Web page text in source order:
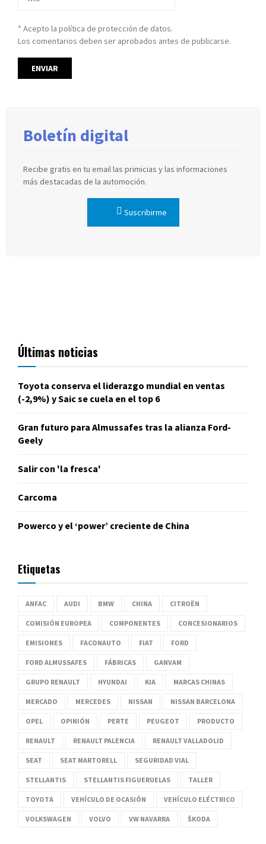
* Acepto la política de protección de datos.
Los comentarios deben ser aprobados antes de publicarse.
Boletín digital
Recibe gratis en tu email las primicias y las informaciones
más destacadas de la automoción.
Suscribirme
Últimas noticias
Toyota conserva el liderazgo mundial en ventas
(-2,9%) y Saic se cuela en el top 6
Gran futuro para Almussafes tras la alianza Ford-
Geely
Salir con 'la fresca'
Carcoma
Powerco y el ‘power’ creciente de China
Etiquetas
ANFAC AUDI BMW CHINA CITROËN
COMISIÓN EUROPEA COMPONENTES CONCESIONARIOS
EMISIONES FACONAUTO FIAT FORD
FORD ALMUSSAFES FÁBRICAS GANVAM
GRUPO RENAULT HYUNDAI KIA MARCAS CHINAS
MERCADO MERCEDES NISSAN NISSAN BARCELONA
OPEL OPINIÓN PERTE PEUGEOT PRODUCTO
RENAULT RENAULT PALENCIA RENAULT VALLADOLID
SEAT SEAT MARTORELL SEGURIDAD VIAL
STELLANTIS STELLANTIS FIGUERUELAS TALLER
TOYOTA VEHÍCULO DE OCASIÓN VEHÍCULO ELÉCTRICO
VOLKSWAGEN VOLVO VW NAVARRA ŠKODA